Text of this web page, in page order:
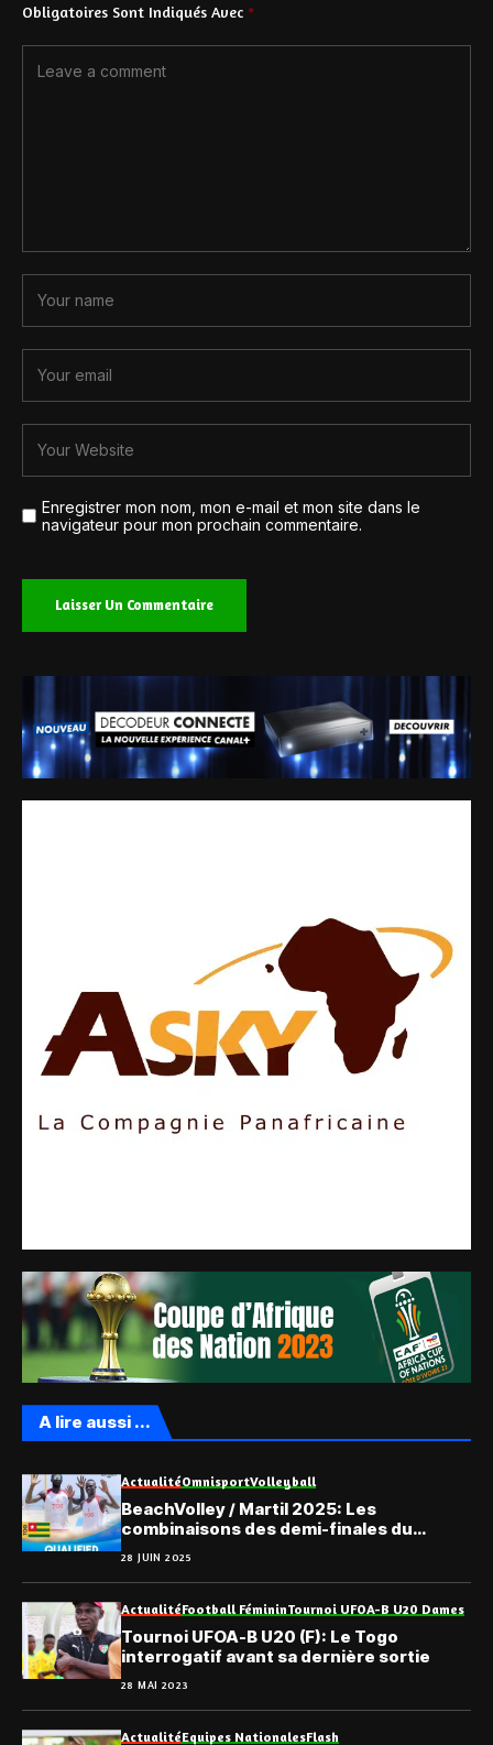
Obligatoires Sont Indiqués Avec *
Enregistrer mon nom, mon e-mail et mon site dans le
navigateur pour mon prochain commentaire.
A lire aussi ...
ActualitéOmnisportVolleyball
BeachVolley / Martil 2025: Les
combinaisons des demi-finales du
Championnat Continental Senior
28 JUIN 2025
ActualitéFootball FémininTournoi UFOA-B U20 Dames
Tournoi UFOA-B U20 (F): Le Togo
interrogatif avant sa dernière sortie
28 MAI 2023
ActualitéEquipes NationalesFlash